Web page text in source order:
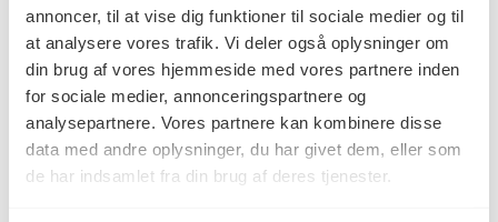
annoncer, til at vise dig funktioner til sociale medier og til
at analysere vores trafik. Vi deler også oplysninger om
din brug af vores hjemmeside med vores partnere inden
for sociale medier, annonceringspartnere og
analysepartnere. Vores partnere kan kombinere disse
data med andre oplysninger, du har givet dem, eller som
de har indsamlet fra din brug af deres tjenester.
Hvorfor vælge et
massivt
plankegulv fra PA